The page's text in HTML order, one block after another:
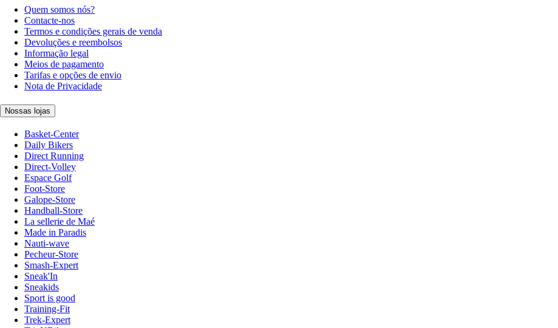
Quem somos nós?
Contacte-nos
Termos e condições gerais de venda
Devoluções e reembolsos
Informação legal
Meios de pagamento
Tarifas e opções de envio
Nota de Privacidade
Nossas lojas
Basket-Center
Daily Bikers
Direct Running
Direct-Volley
Espace Golf
Foot-Store
Galope-Store
Handball-Store
La sellerie de Maé
Made in Paradis
Nauti-wave
Pecheur-Store
Smash-Expert
Sneak'In
Sneakids
Sport is good
Training-Fit
Trek-Expert